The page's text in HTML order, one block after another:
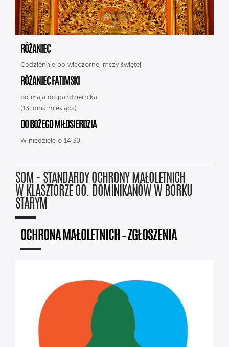
RÓŻANIEC
Codziennie po wieczornej mszy świętej
RÓŻANIEC FATIMSKI
od maja do października
(13. dnia miesiąca)
DO BOŻEGO MIŁOSIERDZIA
W niedziele o 14.30
SOM - STANDARDY OCHRONY MAŁOLETNICH
W KLASZTORZE OO. DOMINIKANÓW W BORKU
STARYM
OCHRONA MAŁOLETNICH – ZGŁOSZENIA